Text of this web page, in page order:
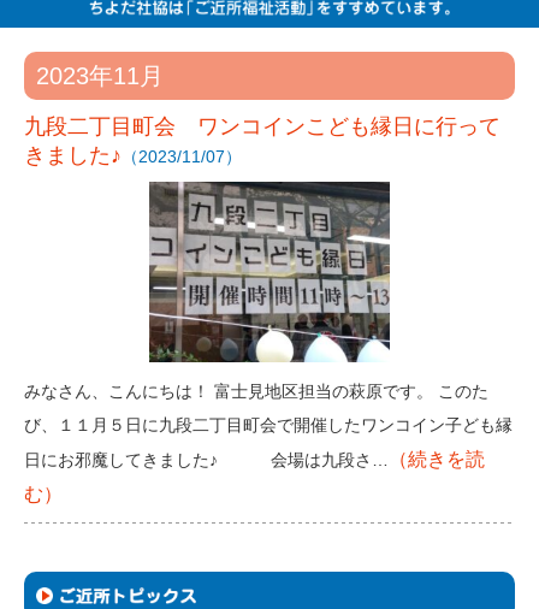
2023年11月
九段二丁目町会 ワンコインこども縁日に行って
きました♪ （2023/11/07）
みなさん、こんにちは！ 富士見地区担当の萩原です。 このた
び、１１月５日に九段二丁目町会で開催したワンコイン子ども縁
日にお邪魔してきました♪ 会場は九段さ…
（続きを読
む）